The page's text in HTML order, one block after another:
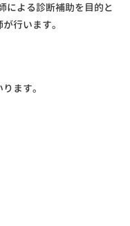
よる診断補助を目的と
行います。
ます。